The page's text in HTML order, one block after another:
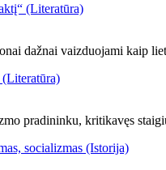
(Literatūra)
dažnai vaizduojami kaip
pradininku, kritikavęs
socializmas (Istorija)